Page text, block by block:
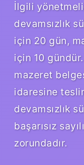
İlgili
devamsızlık
için 20 gün,
için 10
mazeret
idaresine
devamsızlık
başarısız
zorundadır.